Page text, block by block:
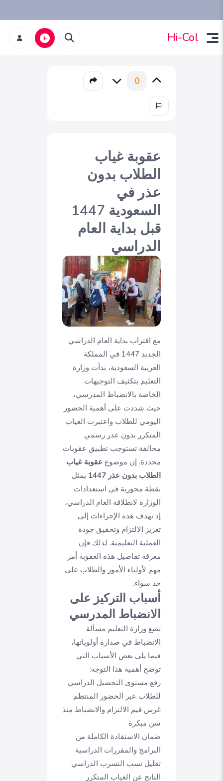
Hi-Col
0
عقوبة غياب
الطلاب بدون
عذر في
السعودية 1447
قبل بداية العام
الدراسي
مع اقتراب بداية العام الدراسي
الجديد 1447 في المملكة
العربية السعودية، بدأت وزارة
التعليم بتكثيف التوجيهات
الخاصة بالانضباط المدرسي،
حيث شددت على أهمية الحضور
اليومي للطلاب واعتبرت الغياب
المتكرر بدون عذر رسمي
مخالفة تستوجب تطبيق عقوبات
محددة. إن موضوع عقوبة غياب
الطلاب بدون عذر 1447
يمثل
نقطة محورية في استعدادات
الوزارة لانطلاقة العام الدراسي،
إذ تهدف هذه الإجراءات إلى
تعزيز الالتزام وتحقيق جودة
العملية التعليمية. لذلك فإن
معرفة تفاصيل هذه العقوبة أمر
مهم لأولياء الأمور والطلاب على
حد سواء.
أسباب التركيز على
الانضباط المدرسي
تضع وزارة التعليم مسألة
الانضباط في صدارة أولوياتها،
فيما يلي بعض الأسباب التي
توضح أهمية هذا التوجه:
رفع مستوى التحصيل الدراسي
للطلاب عبر الحضور المنتظم
غرس قيم الالتزام والانضباط منذ
سن مبكرة
ضمان الاستفادة الكاملة من
البرامج والمقررات الدراسية
تقليل نسب التسرب الدراسي
الناتج عن الغياب المتكرر